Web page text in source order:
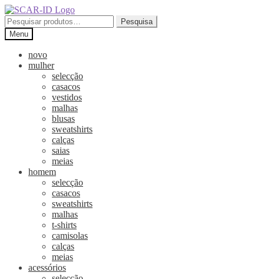
Ir
para
a
navegação
Saltar
para
o
conteúdo
Pesquisar
por:
Pesquisa
Menu
novo
mulher
selecção
casacos
vestidos
malhas
blusas
sweatshirts
calças
saias
meias
homem
selecção
casacos
sweatshirts
malhas
t-shirts
camisolas
calças
meias
acessórios